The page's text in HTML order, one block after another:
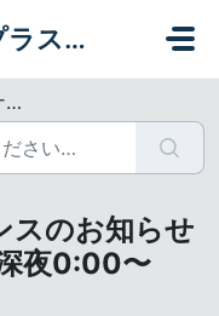
Plus Shipping（プラスシッピング）
スのお知らせ
夜0:00〜